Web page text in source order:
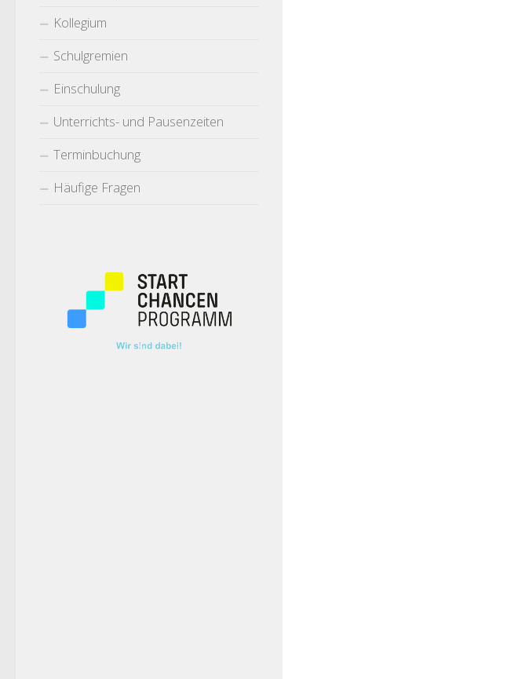
Kollegium
Schulgremien
Einschulung
Unterrichts- und Pausenzeiten
Terminbuchung
Häufige Fragen